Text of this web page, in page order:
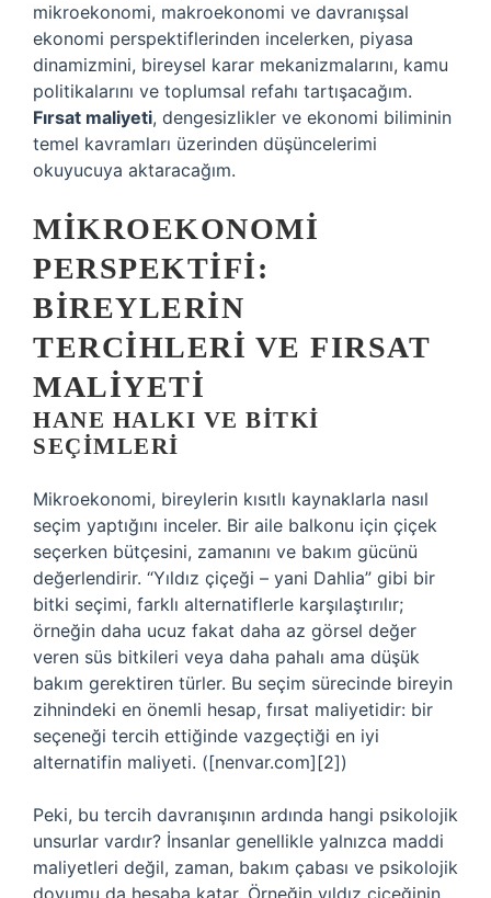
mikroekonomi, makroekonomi ve davranışsal
ekonomi perspektiflerinden incelerken, piyasa
dinamizmini, bireysel karar mekanizmalarını, kamu
politikalarını ve toplumsal refahı tartışacağım.
Fırsat maliyeti, dengesizlikler ve ekonomi biliminin
temel kavramları üzerinden düşüncelerimi
okuyucuya aktaracağım.
MIKROEKONOMI
PERSPEKTIFI:
BIREYLERIN
TERCIHLERI VE FIRSAT
MALIYETI
HANE HALKI VE BITKI
SEÇIMLERI
Mikroekonomi, bireylerin kısıtlı kaynaklarla nasıl
seçim yaptığını inceler. Bir aile balkonu için çiçek
seçerken bütçesini, zamanını ve bakım gücünü
değerlendirir. “Yıldız çiçeği – yani Dahlia” gibi bir
bitki seçimi, farklı alternatiflerle karşılaştırılır;
örneğin daha ucuz fakat daha az görsel değer
veren süs bitkileri veya daha pahalı ama düşük
bakım gerektiren türler. Bu seçim sürecinde bireyin
zihnindeki en önemli hesap, fırsat maliyetidir: bir
seçeneği tercih ettiğinde vazgeçtiği en iyi
alternatifin maliyeti. ([nenvar.com][2])
Peki, bu tercih davranışının ardında hangi psikolojik
unsurlar vardır? İnsanlar genellikle yalnızca maddi
maliyetleri değil, zaman, bakım çabası ve psikolojik
doyumu da hesaba katar. Örneğin yıldız çiçeğinin